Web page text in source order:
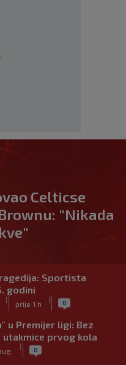
Celticse
"Nikada
Sportista
godini
|
prije 1 h
| 0
u Premijer ligi: Bez
utakmice prvog kola
| 0